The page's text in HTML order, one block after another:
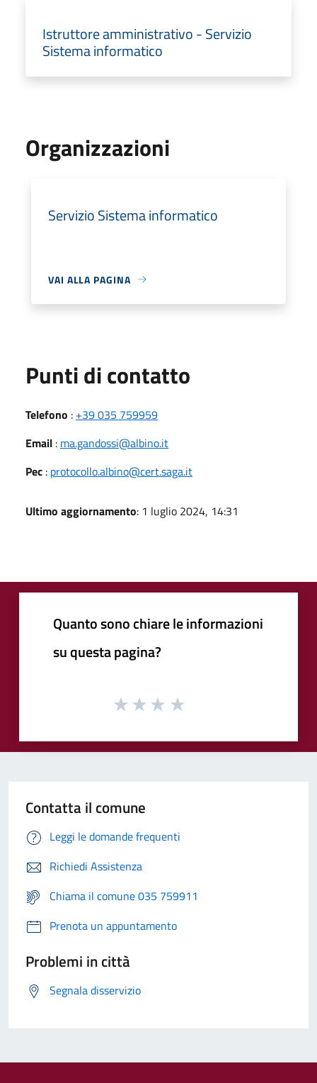
Istruttore amministrativo - Servizio
Sistema informatico
Organizzazioni
Servizio Sistema informatico
VAI ALLA PAGINA
Punti di contatto
Telefono : +39 035 759959
Email : ma.gandossi@albino.it
Pec : protocollo.albino@cert.saga.it
Ultimo aggiornamento: 1 luglio 2024, 14:31
Quanto sono chiare le informazioni
su questa pagina?
Contatta il comune
Leggi le domande frequenti
Richiedi Assistenza
Chiama il comune 035 759911
Prenota un appuntamento
Problemi in città
Segnala disservizio